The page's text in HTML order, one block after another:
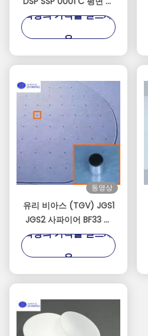
용자 정의 축 모노 크리스
최상의 가격을 얻으세
요
동영상
유리 비아스 (TGV) JGS1
JGS2 사파이어 BF33 쿼
츠 커스터마이징 가능한
차원 두께 100μm까지 낮
최상의 가격을 얻으세
요